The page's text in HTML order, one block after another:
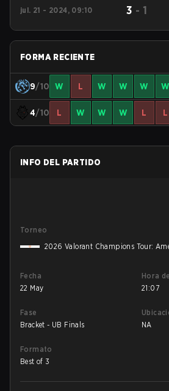
jul. 21 - 2024, 09:10 3 - 1
FORMA RECIENTE
9/10 W L W W W W
4/10 L W W W L L
INFO DEL PARTIDO
Torneo
2026 Valorant Champions Tour:
Fecha
22 May
Hora
21:07
Fase
Bracket - UB Finals
NA
Formato
Best of 3